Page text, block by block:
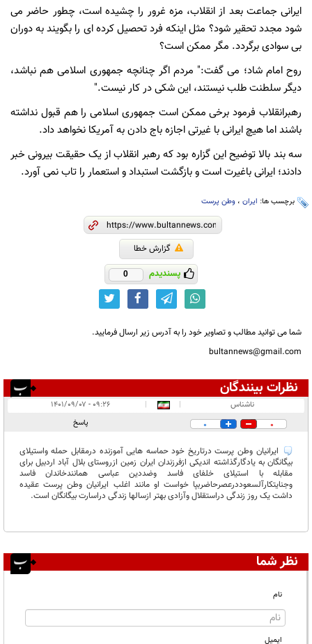
ایرانی جماعت بعد از انقلاب، مزه غرور را چشیده است، چطور حاضر می
شود مجدد تحقیر شود؟ مثل اینکه فرد تحصیل کرده ای را بگویند به دوران
بی سوادی برگردد. مگر ممکن است؟
روح امام شاد؛ می گفت:" مردم اگر چنانچه جمهوری اسلامی هم نباشد،
دیگر سلطنت طلب نیستند، این شکی در کار نیست."
رهبرانقلاب فرمود برخی ممکن است جمهوری اسلامی را هم قبول نداشته
باشند اما هیچ ایرانی با غیرتی اجازه باج دادن به آمریکا نخواهد داد.
سه بند بالا توضیح این گزاره بود که رهبر انقلاب از یک حقیقت بیرونی خبر
دادند؛ ایرانی باغیرت است و بازگشت استبداد و استعمار را تاب نمی آورد.
برچسب ها: ایران ، وطن پرست
گزارش خطا
پسندیدم 0
شما می توانید مطالب و تصاویر خود را به آدرس زیر ارسال فرمایید.
bultannews@gmail.com
نظرات بینندگان
در انتظار بررسی:
ناشناس |
|
۰۹:۲۶ - ۱۴۰۱/۰۹/۰۷
0
0 پاسخ
ایرانیان وطن پرست درتاریخ خود حماسه هایی آموزنده درمقابل حمله واستیلای
بیگانگان به یادگارگذاشته اندیکی ازفرزندان ایران زمین ازروستای بلال آباد اردبیل برای
مقابله با استیلای خلفای فاسد وضددین عباسی همانندخاندان فاسد
وجنایتکارآلسعوددرعصرحاضربپا خواست او مانند اغلب ایرانیان وطن پرست عقیده
داشت یک روز زندگی دراستقلال وآزادی بهتر ازسالها زندگی دراسارت بیگانگان است.
نظر شما
نام
ایمیل